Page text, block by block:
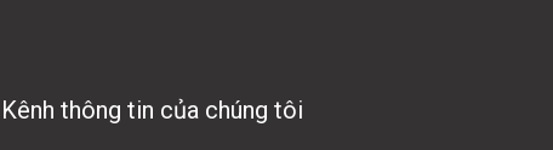
Kênh thông tin của chúng tôi